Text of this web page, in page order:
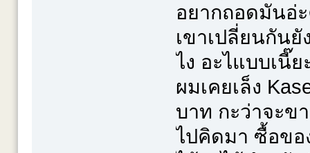
อยากถอดมันอ่
เขาเปลี่ยนกัน
ไง อะไแบบเนี๊
ผมเคยเล็ง
บาท กะว่าจะข
ไปคิดมา ซื้อขอ